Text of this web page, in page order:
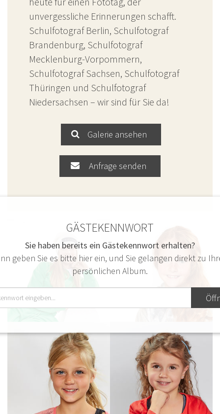
unvergessliche Erinnerungen schafft.
Schulfotograf Berlin, Schulfotograf
Brandenburg, Schulfotograf
Mecklenburg-Vorpommern,
Schulfotograf Sachsen, Schulfotograf
Thüringen und Schulfotograf
Niedersachsen – wir sind für Sie da!
Galerie ansehen
Anfrage senden
GÄSTEKENNWORT
Sie haben bereits ein Gästekennwort erhalten?
geben Sie es bitte hier ein, und Sie gelangen direkt zu
persönlichen Album.